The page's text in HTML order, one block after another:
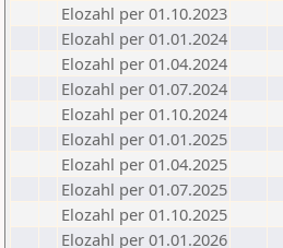
Elozahl per 01.10.2023
Elozahl per 01.01.2024
Elozahl per 01.04.2024
Elozahl per 01.07.2024
Elozahl per 01.10.2024
Elozahl per 01.01.2025
Elozahl per 01.04.2025
Elozahl per 01.07.2025
Elozahl per 01.10.2025
Elozahl per 01.01.2026